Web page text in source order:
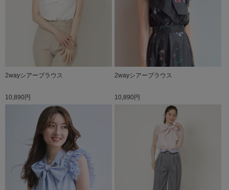
2wayシアーブラウス
10,890円
2wayシアーブラウス
10,890円